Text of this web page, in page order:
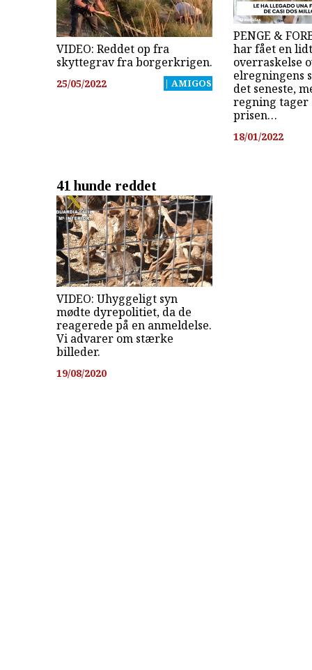
VIDEO: Reddet op fra
skyttegrav fra borgerkrigen.
25/05/2022 | AMIGOS
PENGE &
har fået en
overraskelse
elregningens
det seneste,
regning tager
prisen…
18/01/2022
41 hunde reddet
VIDEO: Uhyggeligt syn
mødte dyrepolitiet, da de
reagerede på en anmeldelse.
Vi advarer om stærke
billeder.
19/08/2020